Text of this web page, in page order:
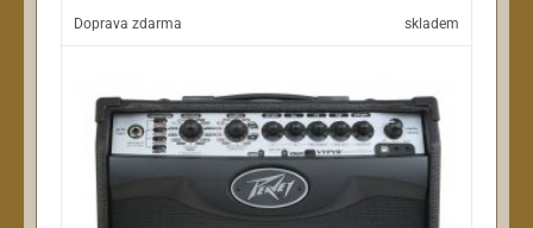
Doprava zdarma skladem